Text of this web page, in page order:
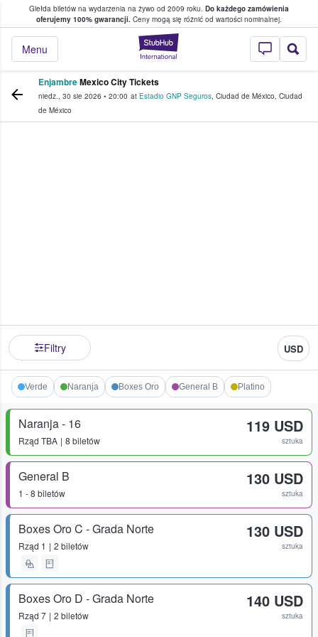
Giełda biletów na wydarzenia na żywo od 2009 roku. Do każdego zamówienia
oferujemy 100% gwarancji. Ceny mogą się różnić od wartości nominalnej.
StubHub —
Menu
w którym fani i kibice kupują i
EnjambreMexico City Tickets
niedz., 30 sie 2026 • 20:00 at Estadio GNP Seguros, Ciudad de México, Ciudad
de México
Filtry USD
Verde Naranja Boxes Oro General B Platino
Naranja - 16
Rząd TBA 8 biletów
119 USD
sztuka
General B
1 - 8 biletów
130 USD
sztuka
Boxes Oro C - Grada Norte
Rząd 1 2 biletów
130 USD
sztuka
Boxes Oro D - Grada Norte
Rząd 7 2 biletów
140 USD
sztuka